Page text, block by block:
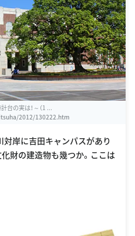
台の実は！～（1 ...
2012/130222.htm
岸に吉田キャンパスがあり
財の建造物も幾つか。ここは